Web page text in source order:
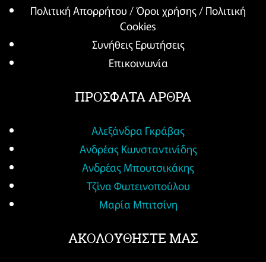
Πολιτική Απορρήτου / Όροι χρήσης / Πολιτική
Cookies
Συνήθεις Ερωτήσεις
Επικοινωνία
ΠΡΟΣΦΑΤΑ ΑΡΘΡΑ
Αλεξάνδρα Γκράβας
Ανδρέας Κωνσταντινίδης
Ανδρέας Μπουτσικάκης
Τζίνα Φωτεινοπούλου
Μαρία Μπιτσίνη
ΑΚΟΛΟΥΘΗΣΤΕ ΜΑΣ